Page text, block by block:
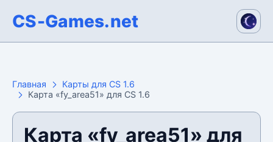
CS-Games.net
Главная
Карты для CS 1.6
Карта «fy_area51» для CS 1.6
Карта «fy_area51» для